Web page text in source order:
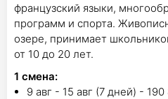
французский языки,
программ и спорта.
озере, принимает
от 10 до 20 лет.
1 смена:
9 авг - 15 авг (7 дней) - 190